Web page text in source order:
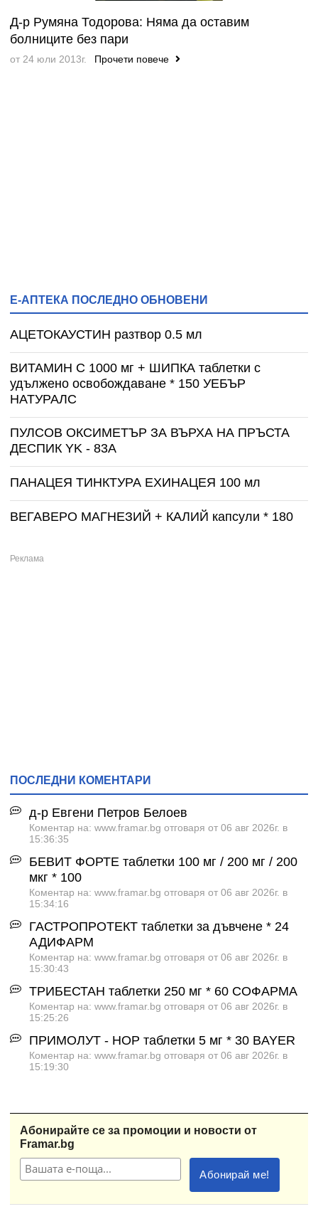
Д-р Румяна Тодорова: Няма да оставим
болниците без пари
от 24 юли 2013г. Прочети повече
Е-АПТЕКА ПОСЛЕДНО ОБНОВЕНИ
АЦЕТОКАУСТИН разтвор 0.5 мл
ВИТАМИН С 1000 мг + ШИПКА таблетки с
удължено освобождаване * 150 УЕБЪР
НАТУРАЛС
ПУЛСОВ ОКСИМЕТЪР ЗА ВЪРХА НА ПРЪСТА
ДЕСПИК YK - 83A
ПАНАЦЕЯ ТИНКТУРА ЕХИНАЦЕЯ 100 мл
ВЕГАВЕРО МАГНЕЗИЙ + КАЛИЙ капсули * 180
ПОСЛЕДНИ КОМЕНТАРИ
д-р Евгени Петров Белоев
Коментар на: www.framar.bg отговаря от 06 авг 2026г. в
15:36:35
БЕВИТ ФОРТЕ таблетки 100 мг / 200 мг / 200
мкг * 100
Коментар на: www.framar.bg отговаря от 06 авг 2026г. в
15:34:16
ГАСТРОПРОТЕКТ таблетки за дъвчене * 24
АДИФАРМ
Коментар на: www.framar.bg отговаря от 06 авг 2026г. в
15:30:43
ТРИБЕСТАН таблетки 250 мг * 60 СОФАРМА
Коментар на: www.framar.bg отговаря от 06 авг 2026г. в
15:25:26
ПРИМОЛУТ - НОР таблетки 5 мг * 30 BAYER
Коментар на: www.framar.bg отговаря от 06 авг 2026г. в
15:19:30
Абонирайте се за промоции и новости от
Framar.bg